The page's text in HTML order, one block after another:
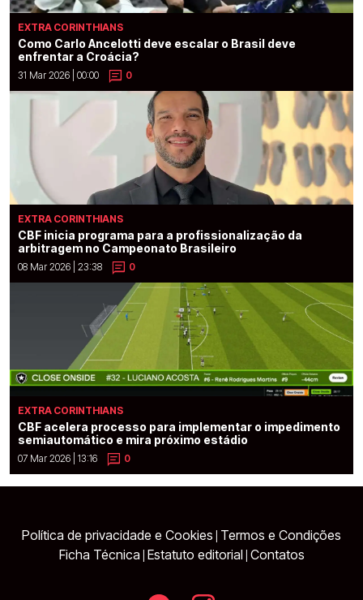
EXTRA CORINTHIANS
Como Carlo Ancelotti deve escalar o Brasil deve
enfrentar a Croácia?
31 Mar 2026 | 00:00 0
EXTRA CORINTHIANS
CBF inicia programa para a profissionalização da
arbitragem no Campeonato Brasileiro
08 Mar 2026 | 23:38 0
EXTRA CORINTHIANS
CBF acelera processo para implementar o impedimento
semiautomático e mira próximo estádio
07 Mar 2026 | 13:16 0
Política de privacidade e Cookies Termos e Condições
Ficha Técnica Estatuto editorial Contatos